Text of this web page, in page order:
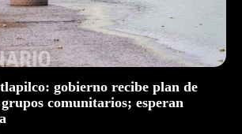
gobierno recibe plan de
comunitarios; esperan